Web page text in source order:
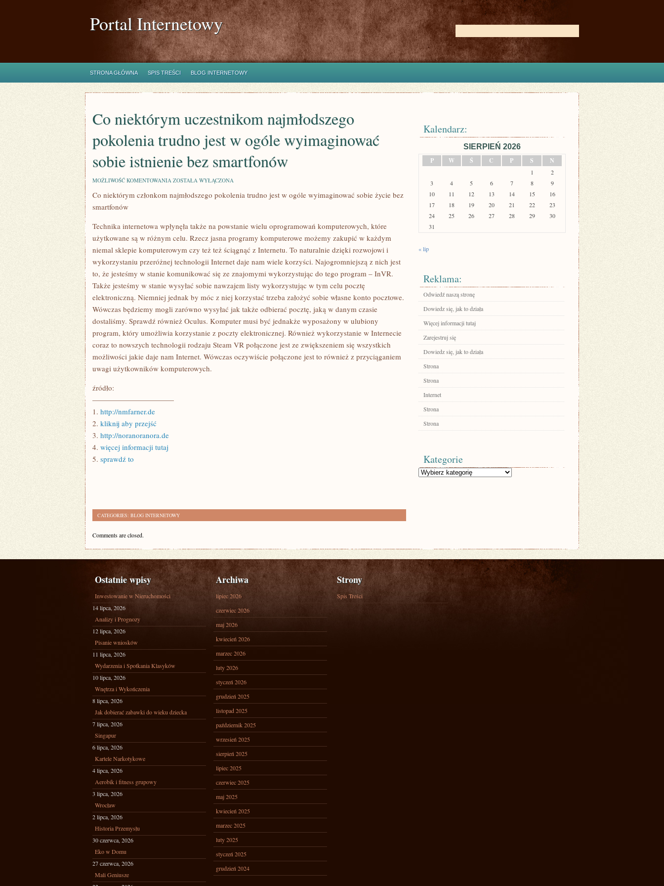
Portal Internetowy
STRONA GŁÓWNA SPIS TREŚCI BLOG INTERNETOWY
Co niektórym uczestnikom najmłodszego
pokolenia trudno jest w ogóle wyimaginować
sobie istnienie bez smartfonów
MOŻLIWOŚĆ KOMENTOWANIA CO
UCZESTNIKOM
NAJMŁODSZEGO
JEST
W
OGÓLE
WYIMAGINOWAĆ
SOBIE
ISTNIENIE
SMARTFONÓW
ZOSTAŁA WYŁĄCZONA
Co niektórym członkom najmłodszego pokolenia trudno jest w ogóle wyimaginować sobie życie bez
smartfonów
Technika internetowa wpłynęła także na powstanie wielu oprogramowań komputerowych, które
użytkowane są w różnym celu. Rzecz jasna programy komputerowe możemy zakupić w każdym
niemal sklepie komputerowym czy też też ściągnąć z Internetu. To naturalnie dzięki rozwojowi i
wykorzystaniu przeróżnej technologii Internet daje nam wiele korzyści. Najogromniejszą z nich jest
to, że jesteśmy w stanie komunikować się ze znajomymi wykorzystując do tego program – InVR.
Także jesteśmy w stanie wysyłać sobie nawzajem listy wykorzystując w tym celu pocztę
elektroniczną. Niemniej jednak by móc z niej korzystać trzeba założyć sobie własne konto pocztowe.
Wówczas będziemy mogli zarówno wysyłać jak także odbierać pocztę, jaką w danym czasie
dostaliśmy. Sprawdź również Oculus. Komputer musi być jednakże wyposażony w ulubiony
program, który umożliwia korzystanie z poczty elektronicznej. Również wykorzystanie w Internecie
coraz to nowszych technologii rodzaju Steam VR połączone jest ze zwiększeniem się wszystkich
możliwości jakie daje nam Internet. Wówczas oczywiście połączone jest to również z przyciąganiem
uwagi użytkowników komputerowych.
źródło:
———————————
1. http://nmfarner.de
2. kliknij aby przejść
3. http://noranoranora.de
4. więcej informacji tutaj
5. sprawdź to
CATEGORIES: BLOG INTERNETOWY
Comments are closed.
Kalendarz:
SIERPIEŃ 2026
P
W Ś C P S N
1
2
3
4 5 6 7 8
9
10
11 12 13 14 15
16
17
18 19 20 21 22
23
24
25 26 27 28 29
30
31
« lip
Reklama:
Odwiedź naszą stronę
Dowiedz się, jak to działa
Więcej informacji tutaj
Zarejestruj się
Dowiedz się, jak to działa
Strona
Strona
Internet
Strona
Strona
Kategorie
Kategorie
Ostatnie wpisy
Inwestowanie w Nieruchomości
14 lipca, 2026
Analizy i Prognozy
12 lipca, 2026
Pisanie wniosków
11 lipca, 2026
Wydarzenia i Spotkania Klasyków
10 lipca, 2026
Wnętrza i Wykończenia
8 lipca, 2026
Jak dobierać zabawki do wieku dziecka
7 lipca, 2026
Singapur
6 lipca, 2026
Kartele Narkotykowe
4 lipca, 2026
Aerobik i fitness grupowy
3 lipca, 2026
Wrocław
2 lipca, 2026
Historia Przemysłu
30 czerwca, 2026
Eko w Domu
27 czerwca, 2026
Mali Geniusze
Archiwa
lipiec 2026
czerwiec 2026
maj 2026
kwiecień 2026
marzec 2026
luty 2026
styczeń 2026
grudzień 2025
listopad 2025
październik 2025
wrzesień 2025
sierpień 2025
lipiec 2025
czerwiec 2025
maj 2025
kwiecień 2025
marzec 2025
luty 2025
styczeń 2025
grudzień 2024
Strony
Spis Treści